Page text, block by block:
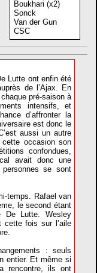
Boukhari (x2)
Sonck
Van der Gun
CSC
Lutte ont enfin été
de l’Ajax. En
pré-saison à
intensifs, et
d’affronter la
est donc le
aussi un autre
occasion son
confondues,
avait donc une
se sont
temps. Rafael van
le second étant
De Lutte. Wesley
fois sur l’aile
: seuls
entier. Et même si
rencontre, ils ont